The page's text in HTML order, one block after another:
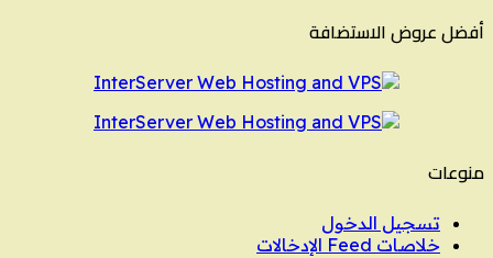
أفضل عروض الاستضافة
منوعات
تسجيل الدخول
خلاصات Feed الإدخالات